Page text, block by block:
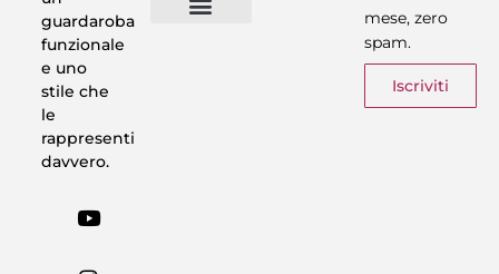
guardaroba
funzionale
e uno
stile che
le
rappresenti
davvero.
mese, zero
spam.
Iscriviti